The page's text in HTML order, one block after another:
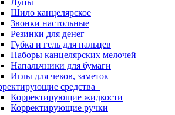
Лупы
Шило канцелярское
Звонки настольные
Резинки для денег
Губка и гель для пальцев
Наборы канцелярских мелочей
Напальчники для бумаги
Иглы для чеков, заметок
средства
Корректирующие жидкости
Корректирующие ручки